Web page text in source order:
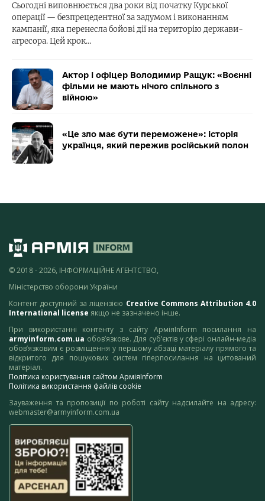
Сьогодні виповнюється два роки від початку Курської
операції — безпрецедентної за задумом і виконанням
кампанії, яка перенесла бойові дії на територію держави-
агресора. Цей крок…
Актор і офіцер Володимир Ращук: «Воєнні
фільми не мають нічого спільного з
війною»
«Це зло має бути переможене»: історія
українця, який пережив російський полон
© 2018 - 2026, ІНФОРМАЦІЙНЕ АГЕНТСТВО,
Міністерство оборони України
Контент доступний за ліцензією Creative Commons Attribution 4.0
International license якщо не зазначено інше.
При використанні контенту з сайту АрміяInform посилання на
armyinform.com.ua обов’язкове. Для суб’єктів у сфері онлайн-медіа
обов’язковим є розміщення у першому абзаці матеріалу прямого та
відкритого для пошукових систем гіперпосилання на цитований
матеріал.
Політика користування сайтом АрміяInform
Політика використання файлів cookie
Зауваження та пропозиції по роботі сайту надсилайте на адресу:
webmaster@armyinform.com.ua